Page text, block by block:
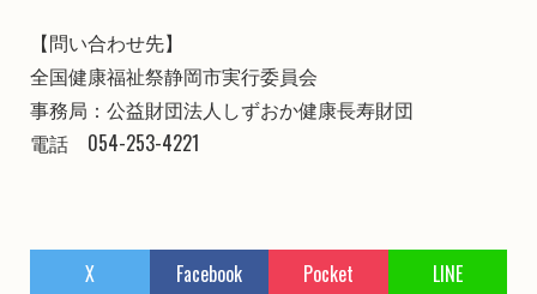
【問い合わせ先】
全国健康福祉祭静岡市実行委員会
事務局：公益財団法人しずおか健康長寿財団
電話 054-253-4221
X Facebook Pocket LINE